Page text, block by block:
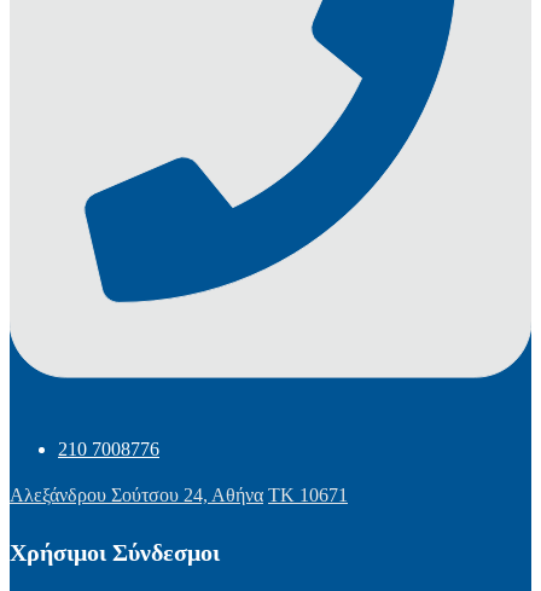
210 7008776
Αλεξάνδρου Σούτσου 24, Αθήνα ΤΚ 10671
Χρήσιμοι Σύνδεσμοι